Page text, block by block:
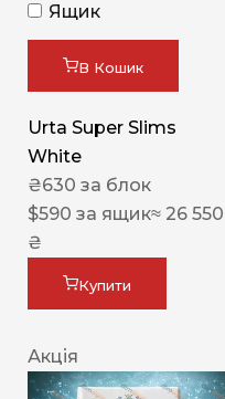
Ящик
В Кошик
Urta Super Slims
White
₴630 за блок
$590 за ящик≈ 26 550
₴
Купити
Акція